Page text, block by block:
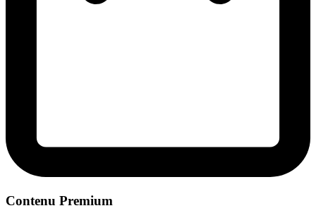
Contenu Premium